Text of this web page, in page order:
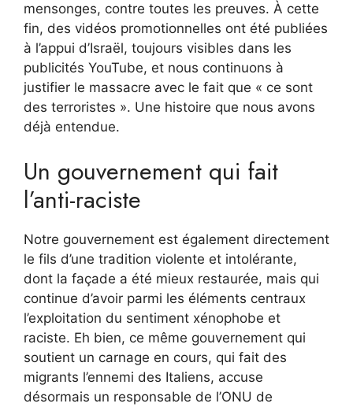
mensonges, contre toutes les preuves. À cette
fin, des vidéos promotionnelles ont été publiées
à l’appui d’Israël, toujours visibles dans les
publicités YouTube, et nous continuons à
justifier le massacre avec le fait que « ce sont
des terroristes ». Une histoire que nous avons
déjà entendue.
Un gouvernement qui fait
l’anti-raciste
Notre gouvernement est également directement
le fils d’une tradition violente et intolérante,
dont la façade a été mieux restaurée, mais qui
continue d’avoir parmi les éléments centraux
l’exploitation du sentiment xénophobe et
raciste. Eh bien, ce même gouvernement qui
soutient un carnage en cours, qui fait des
migrants l’ennemi des Italiens, accuse
désormais un responsable de l’ONU de